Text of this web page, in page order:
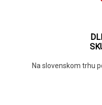
Na slovenskom trhu